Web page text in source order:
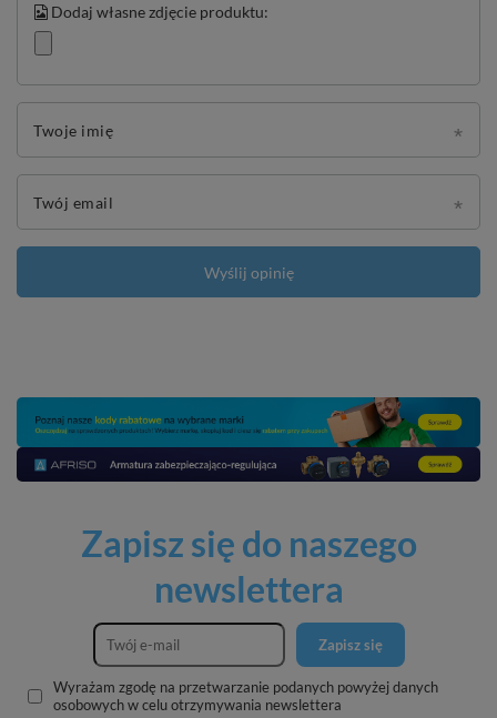
Dodaj własne zdjęcie produktu:
Twoje imię
Twój email
Wyślij opinię
Zapisz się do naszego
newslettera
Zapisz się
Wyrażam zgodę na przetwarzanie podanych powyżej danych
osobowych w celu otrzymywania newslettera